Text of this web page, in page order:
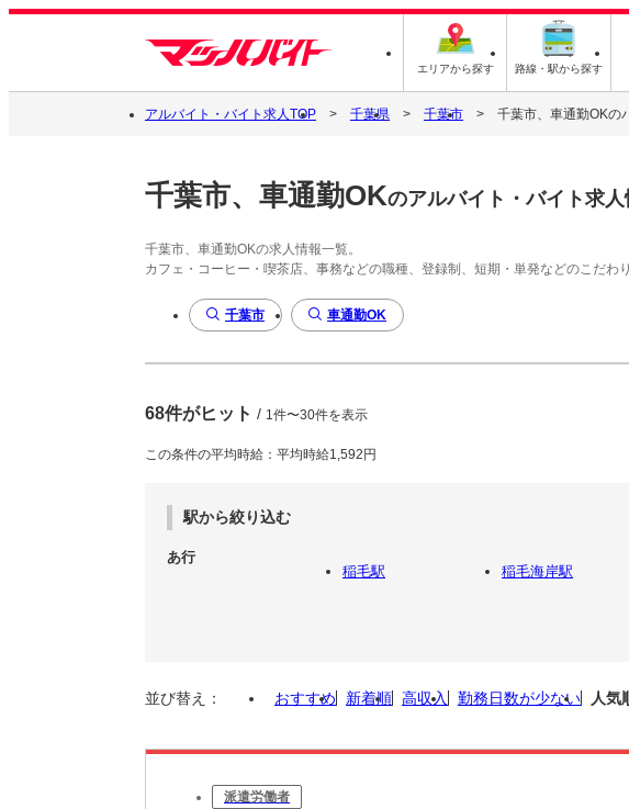
エリアから探す 路線・駅から探す
アルバイト・バイト求人TOP 千葉県 千葉市 千葉市、車通勤OKの
千葉市、車通勤OKのアルバイト・バイト求人
千葉市、車通勤OKの求人情報一覧。
カフェ・コーヒー・喫茶店、事務などの職種、登録制、短期・単発などのこだわ
千葉市 車通勤OK
68件がヒット / 1件〜30件を表示
この条件の平均時給：平均時給1,592円
駅から絞り込む
あ行
稲毛駅
稲毛海岸駅
並び替え： おすすめ 新着順 高収入 勤務日数が少ない 人気
派遣労働者